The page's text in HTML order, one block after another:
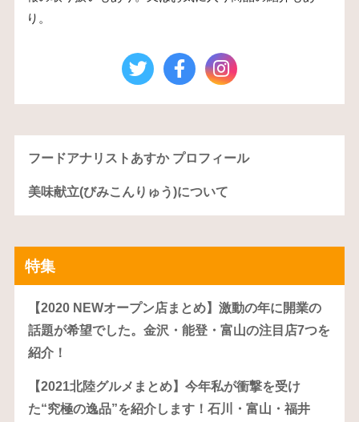
り。
フードアナリストあすか プロフィール
美味献立(びみこんりゅう)について
特集
【2020 NEWオープン店まとめ】激動の年に開業の
話題が希望でした。金沢・能登・富山の注目店7つを
紹介！
【2021北陸グルメまとめ】今年私が衝撃を受け
た“究極の逸品”を紹介します！石川・富山・福井